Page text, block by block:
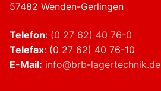
57482 Wenden-Gerlingen
Telefon: (0 27 62) 40 76-0
Telefax: (0 27 62) 40 76-10
E-Mail: info@brb-lagertechnik.de